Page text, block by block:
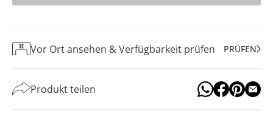
Vor Ort ansehen & Verfügbarkeit prüfen PRÜFEN
Produkt teilen